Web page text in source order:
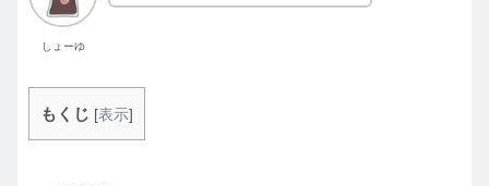
しょーゆ
もくじ [表示]